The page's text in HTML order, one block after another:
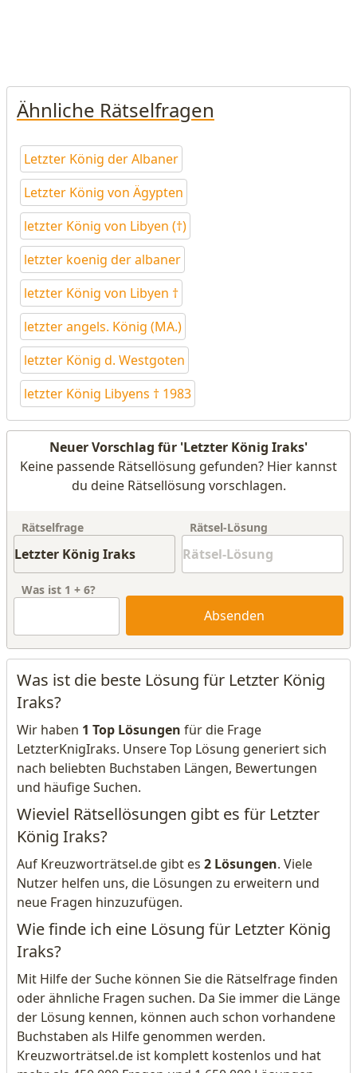
Ähnliche Rätselfragen
Letzter König der Albaner
Letzter König von Ägypten
letzter König von Libyen (†)
letzter koenig der albaner
letzter König von Libyen †
letzter angels. König (MA.)
letzter König d. Westgoten
letzter König Libyens † 1983
Neuer Vorschlag für 'Letzter König Iraks'
Keine passende Rätsellösung gefunden? Hier kannst
du deine Rätsellösung vorschlagen.
Rätselfrage Rätsel-Lösung
Was ist 1 + 6?
Absenden
Was ist die beste Lösung für Letzter König
Iraks?
Wir haben 1 Top Lösungen für die Frage
LetzterKnigIraks. Unsere Top Lösung generiert sich
nach beliebten Buchstaben Längen, Bewertungen
und häufige Suchen.
Wieviel Rätsellösungen gibt es für Letzter
König Iraks?
Auf Kreuzworträtsel.de gibt es 2 Lösungen. Viele
Nutzer helfen uns, die Lösungen zu erweitern und
neue Fragen hinzuzufügen.
Wie finde ich eine Lösung für Letzter König
Iraks?
Mit Hilfe der Suche können Sie die Rätselfrage finden
oder ähnliche Fragen suchen. Da Sie immer die Länge
der Lösung kennen, können auch schon vorhandene
Buchstaben als Hilfe genommen werden.
Kreuzworträtsel.de ist komplett kostenlos und hat